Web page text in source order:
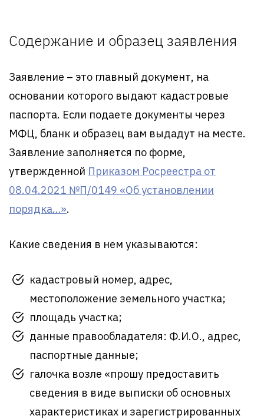
Содержание и образец заявления
Заявление – это главный документ, на
основании которого выдают кадастровые
паспорта. Если подаете документы через
МФЦ, бланк и образец вам выдадут на месте.
Заявление заполняется по форме,
утвержденной Приказом Росреестра от
08.04.2021 №П/0149 «Об установлении
порядка…».
Какие сведения в нем указываются:
кадастровый номер, адрес,
местоположение земельного участка;
площадь участка;
данные правообладателя: Ф.И.О., адрес,
паспортные данные;
галочка возле «прошу предоставить
сведения в виде выписки об основных
характеристиках и зарегистрированных